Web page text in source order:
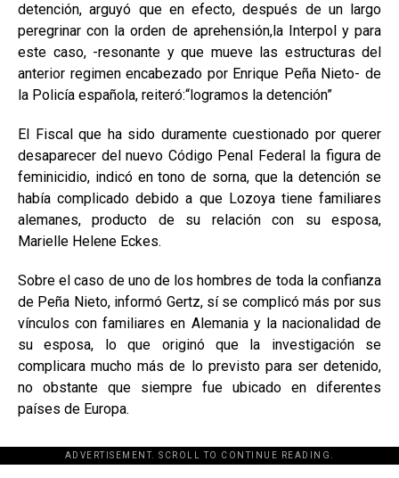
detención, arguyó que en efecto, después de un largo
peregrinar con la orden de aprehensión,la Interpol y para
este caso, -resonante y que mueve las estructuras del
anterior regimen encabezado por Enrique Peña Nieto- de
la Policía española, reiteró:“logramos la detención”
El Fiscal que ha sido duramente cuestionado por querer
desaparecer del nuevo Código Penal Federal la figura de
feminicidio, indicó en tono de sorna, que la detención se
había complicado debido a que Lozoya tiene familiares
alemanes, producto de su relación con su esposa,
Marielle Helene Eckes.
Sobre el caso de uno de los hombres de toda la confianza
de Peña Nieto, informó Gertz, sí se complicó más por sus
vínculos con familiares en Alemania y la nacionalidad de
su esposa, lo que originó que la investigación se
complicara mucho más de lo previsto para ser detenido,
no obstante que siempre fue ubicado en diferentes
países de Europa.
ADVERTISEMENT. SCROLL TO CONTINUE READING.
[adsforwp id="243463"]